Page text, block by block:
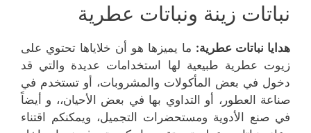
نباتات زينة ونباتات عطرية
هدايا نباتات عطرية: ما يميزها هو أن خلاياها تحتوي على
زيوت عطرية طبيعية لها استخدامات عديدة والتي قد
دخول في بعض المأكولات والمشروبات، أو تستخدم في
صناعة العطور، أو التداوي بها في بعض الأحيان،، و أيضاً
في صنع الأدوية ومستحضرات التجميل، ويمكنكم اقتناء